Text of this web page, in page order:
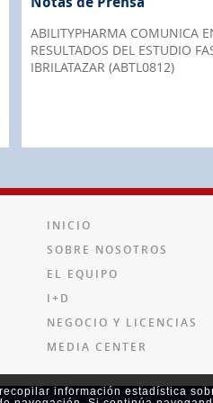
ABILITYPHARMA COMUNICA
RESULTADOS DEL ESTUDIO
IBRILATAZAR (ABTL0812)
INICIO
SOBRE NOSOTROS
EL EQUIPO
I+D
NEGOCIO Y LICENCIAS
MEDIA CENTER
información estadística